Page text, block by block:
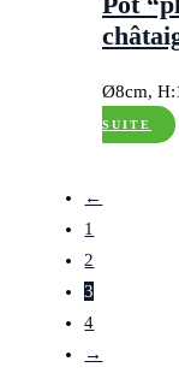
Ø8cm,
SUITE
←
1
2
3
4
→